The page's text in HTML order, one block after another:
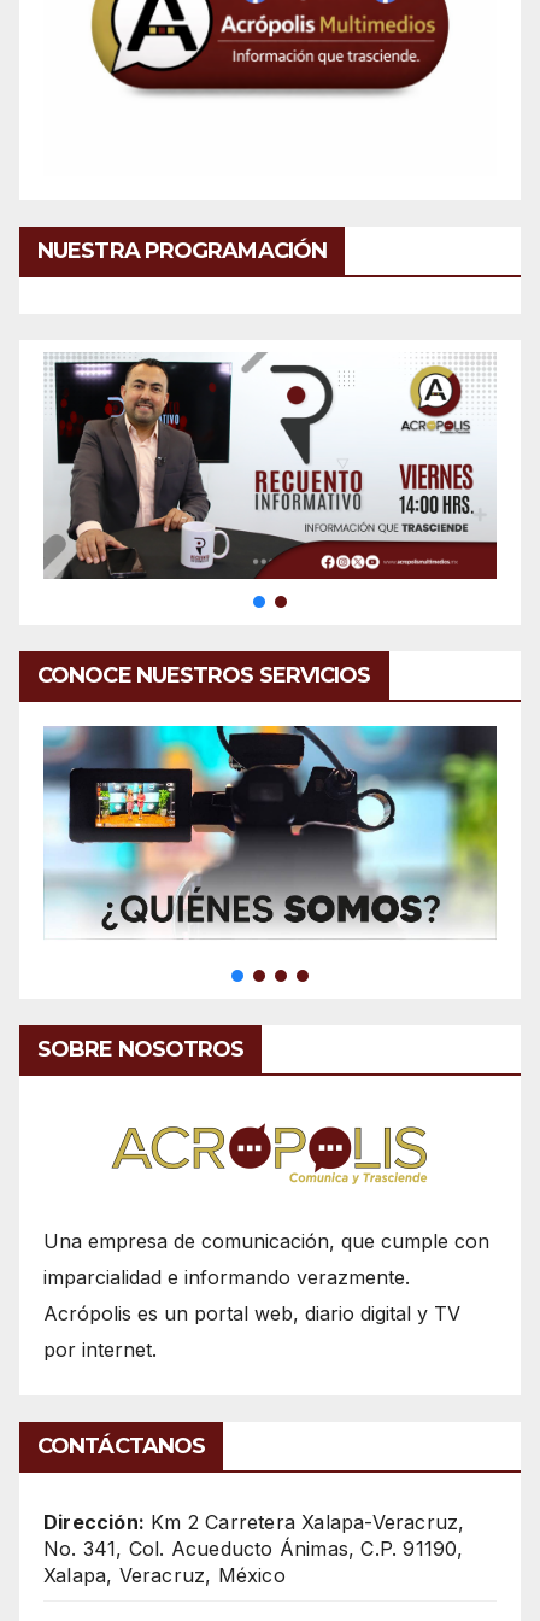
NUESTRA PROGRAMACIÓN
CONOCE NUESTROS SERVICIOS
SOBRE NOSOTROS
Una empresa de comunicación, que cumple con
imparcialidad e informando verazmente.
Acrópolis es un portal web, diario digital y TV
por internet.
CONTÁCTANOS
Dirección: Km 2 Carretera Xalapa-Veracruz,
No. 341, Col. Acueducto Ánimas, C.P. 91190,
Xalapa, Veracruz, México